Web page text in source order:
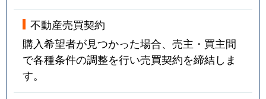
不動産売買契約
購入希望者が見つかった場合、売主・買主間
で各種条件の調整を行い売買契約を締結しま
す。